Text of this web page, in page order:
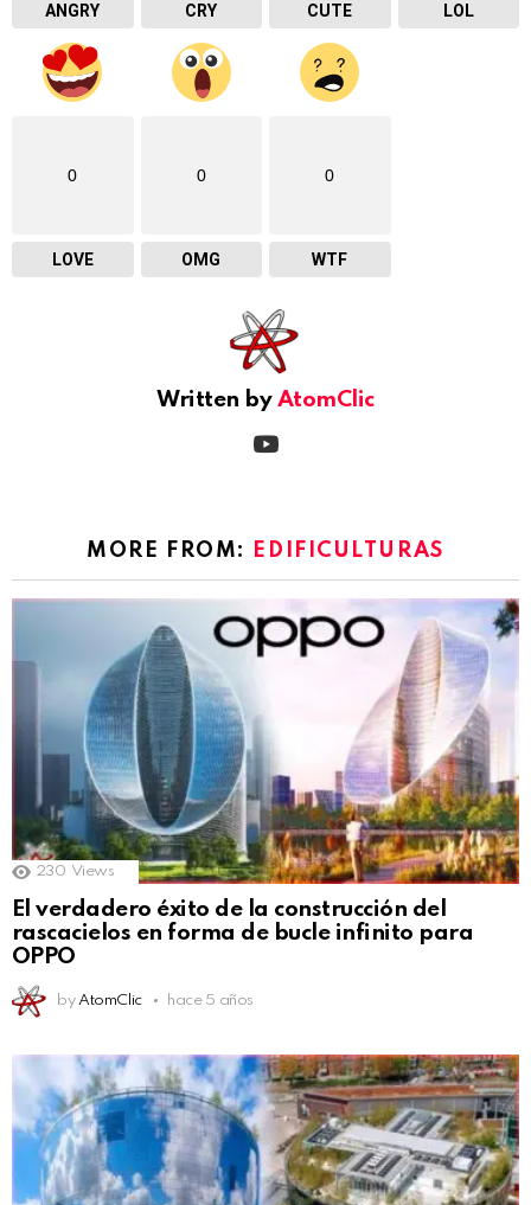
ANGRY CRY CUTE LOL
0
LOVE
0
OMG
0
WTF
Written by AtomClic
MORE FROM: EDIFICULTURAS
230 Views
El verdadero éxito de la construcción del
rascacielos en forma de bucle infinito para
OPPO
by AtomClic hace 5 años